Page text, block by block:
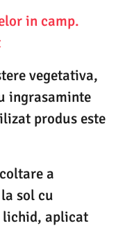
in camp.
vegetativa,
ingrasaminte
produs este
a
sol cu
aplicat